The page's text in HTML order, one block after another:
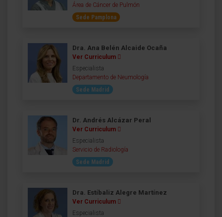
Área de Cáncer de Pulmón
Sede Pamplona
Dra. Ana Belén Alcaide Ocaña
Ver Curriculum
Especialista
Departamento de Neumología
Sede Madrid
Dr. Andrés Alcázar Peral
Ver Curriculum
Especialista
Servicio de Radiología
Sede Madrid
Dra. Estíbaliz Alegre Martínez
Ver Curriculum
Especialista